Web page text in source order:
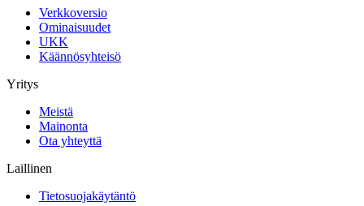
Verkkoversio
Ominaisuudet
UKK
Käännösyhteisö
Yritys
Meistä
Mainonta
Ota yhteyttä
Laillinen
Tietosuojakäytäntö